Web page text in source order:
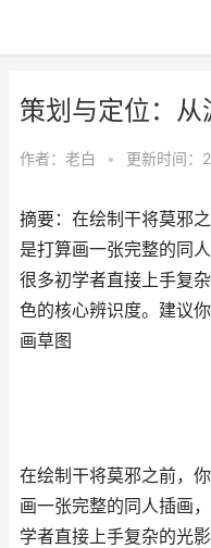
策划与定位：
作者： 老白 • 更新时间
摘要：在绘制干将莫邪
是打算画一张完整的同
很多初学者直接上手复
色的核心辨识度。建议
画草图
在绘制干将莫邪之前，
画一张完整的同人插画
学者直接上手复杂的光